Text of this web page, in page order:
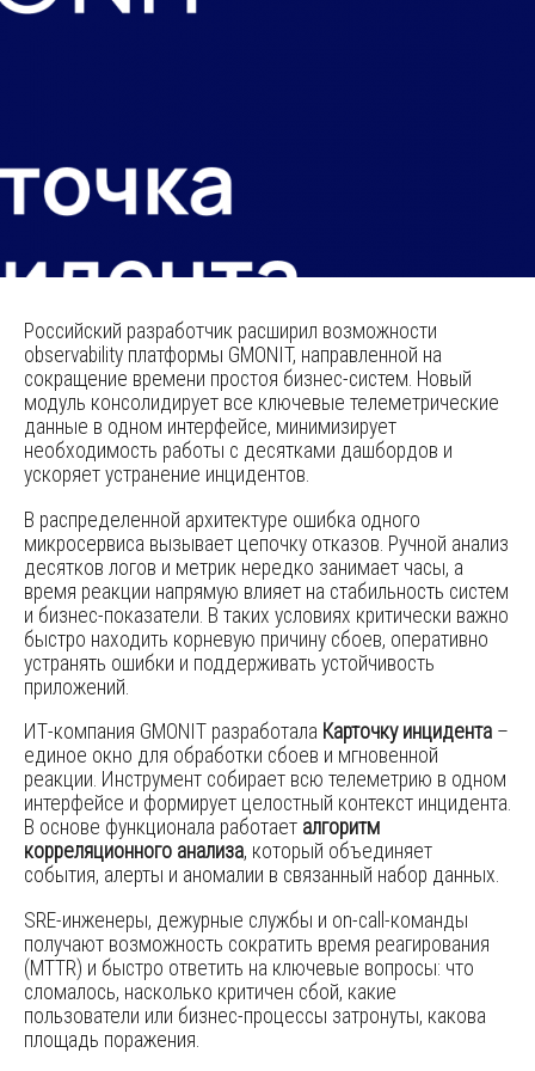
Российский разработчик расширил возможности
observability платформы GMONIT, направленной на
сокращение времени простоя бизнес-систем. Новый
модуль консолидирует все ключевые телеметрические
данные в одном интерфейсе, минимизирует
необходимость работы с десятками дашбордов и
ускоряет устранение инцидентов.
В распределенной архитектуре ошибка одного
микросервиса вызывает цепочку отказов. Ручной анализ
десятков логов и метрик нередко занимает часы, а
время реакции напрямую влияет на стабильность систем
и бизнес-показатели. В таких условиях критически важно
быстро находить корневую причину сбоев, оперативно
устранять ошибки и поддерживать устойчивость
приложений.
ИТ-компания GMONIT разработала Карточку инцидента –
единое окно для обработки сбоев и мгновенной
реакции. Инструмент собирает всю телеметрию в одном
интерфейсе и формирует целостный контекст инцидента.
В основе функционала работает алгоритм
корреляционного анализа, который объединяет
события, алерты и аномалии в связанный набор данных.
SRE-инженеры, дежурные службы и on-call-команды
получают возможность сократить время реагирования
(MTTR) и быстро ответить на ключевые вопросы: что
сломалось, насколько критичен сбой, какие
пользователи или бизнес-процессы затронуты, какова
площадь поражения.